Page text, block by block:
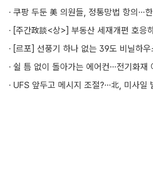
·
·
·
· 쉴 틈 없이 돌아가는 에어컨…전기화재
· UFS 앞두고 메시지 조절?…北, 미사일